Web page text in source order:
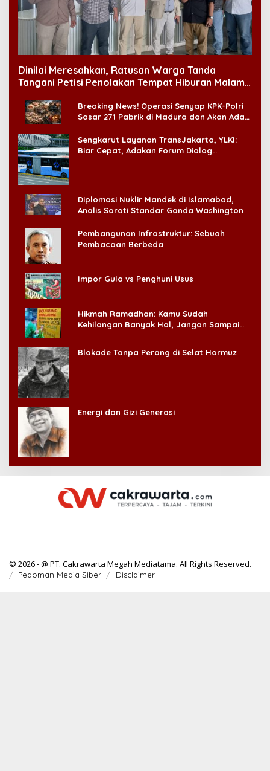
Dinilai Meresahkan, Ratusan Warga Tanda
Tangani Petisi Penolakan Tempat Hiburan Malam
Breaking News! Operasi Senyap KPK-Polri
Sasar 271 Pabrik di Madura dan Akan Ada
Sengkarut Layanan TransJakarta, YLKI:
Biar Cepat, Adakan Forum Dialog
Diplomasi Nuklir Mandek di Islamabad,
Analis Soroti Standar Ganda Washington
Pembangunan Infrastruktur: Sebuah
Pembacaan Berbeda
Impor Gula vs Penghuni Usus
Hikmah Ramadhan: Kamu Sudah
Kehilangan Banyak Hal, Jangan Sampai
Blokade Tanpa Perang di Selat Hormuz
Energi dan Gizi Generasi
© 2026 - @ PT. Cakrawarta Megah Mediatama. All Rights Reserved.
Pedoman Media Siber Disclaimer